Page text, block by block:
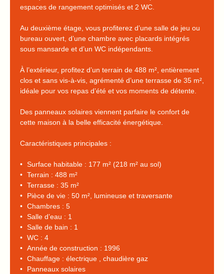
espaces de rangement optimisés et 2 WC.
Au deuxième étage, vous profiterez d’une salle de jeu ou
bureau ouvert, d’une chambre avec placards intégrés
sous mansarde et d’un WC indépendants.
À l’extérieur, profitez d’un terrain de 488 m², entièrement
clos et sans vis-à-vis, agrémenté d’une terrasse de 35 m²,
idéale pour vos repas d’été et vos moments de détente.
Des panneaux solaires viennent parfaire le confort de
cette maison à la belle efficacité énergétique.
Caractéristiques principales :
Surface habitable : 177 m² (218 m² au sol)
Terrain : 488 m²
Terrasse : 35 m²
Pièce de vie : 50 m², lumineuse et traversante
Chambres : 5
Salle d’eau : 1
Salle de bain : 1
WC : 4
Année de construction : 1996
Chauffage : électrique , chaudière gaz
Panneaux solaires